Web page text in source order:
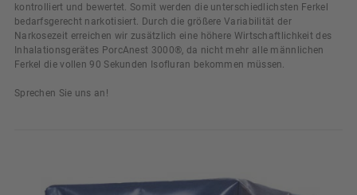
kontrolliert und bewertet. Somit werden die unterschiedlichsten Ferkel
bedarfsgerecht narkotisiert. Durch die größere Variabilität der
Narkosezeit erreichen wir zusätzlich eine höhere Wirtschaftlichkeit des
Inhalationsgerätes PorcAnest 3000®, da nicht mehr alle männlichen
Ferkel die vollen 90 Sekunden Isofluran bekommen müssen.
Sprechen Sie uns an!